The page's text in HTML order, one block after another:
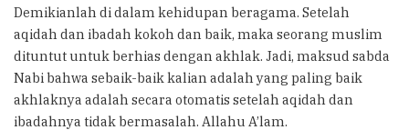
Demikianlah di dalam kehidupan beragama. Setelah
aqidah dan ibadah kokoh dan baik, maka seorang muslim
dituntut untuk berhias dengan akhlak. Jadi, maksud sabda
Nabi bahwa sebaik-baik kalian adalah yang paling baik
akhlaknya adalah secara otomatis setelah aqidah dan
ibadahnya tidak bermasalah. Allahu A’lam.